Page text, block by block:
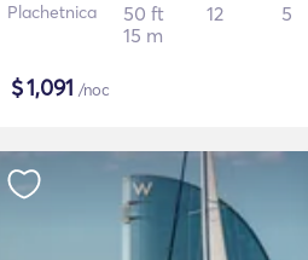
Plachetnica
50 ft
15 m
12 5
$1,091 /noc